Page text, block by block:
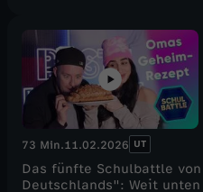
73 Min.11.02.2026 UT
Das fünfte Schulbattle
Deutschlands": Weit